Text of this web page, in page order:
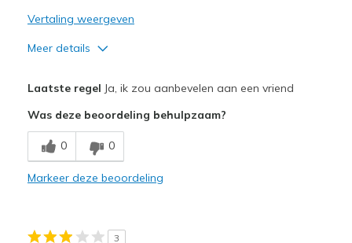
Vertaling weergeven
Meer details
Breathe Well
Comfortable
Laatste regel Ja, ik zou aanbevelen aan een vriend
Was deze beoordeling behulpzaam?
0 0
Markeer deze beoordeling
3